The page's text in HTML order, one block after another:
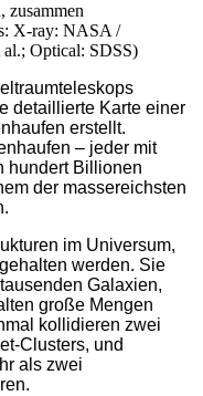
zusammen
X-ray: NASA /
Optical: SDSS)
detaillierte Karte einer
erstellt.
– jeder mit
hundert Billionen
der massereichsten
im Universum,
werden. Sie
Galaxien,
große Mengen
kollidieren zwei
Clusters, und
als zwei